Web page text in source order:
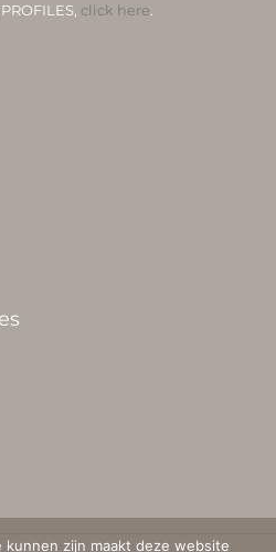
click here
zijn maakt deze website